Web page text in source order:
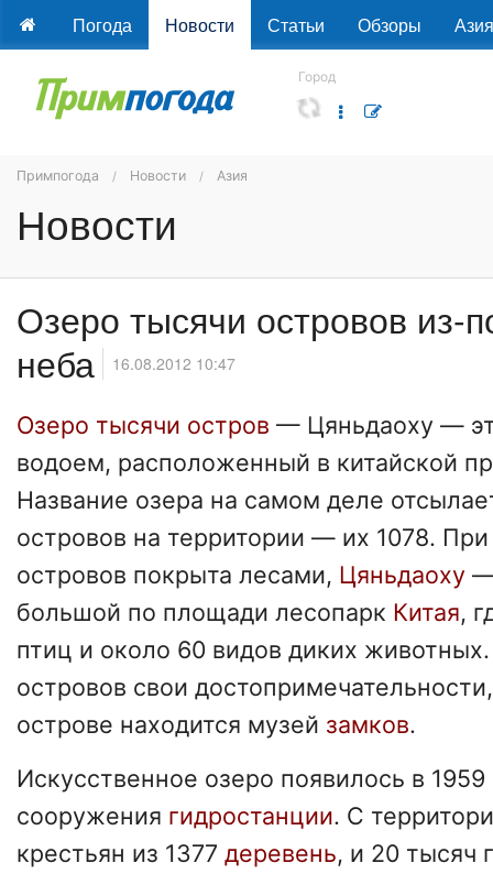
Погода Новости Статьи Обзоры Азия
Город
Примпогода Новости Азия
Новости
Озеро тысячи островов из-
неба
16.08.2012 10:47
Озеро тысячи остров — Цяньдаоху —
водоем, расположенный в китайской
Название озера на самом деле
островов на территории — их 1078.
островов покрыта лесами, Цяньдаоху —
большой по площади лесопарк Китая,
птиц и около 60 видов диких
островов свои
острове находится музей замков.
Искусственное озеро появилось в 1959
сооружения гидростанции. С
крестьян из 1377 деревень, и 20 тысяч